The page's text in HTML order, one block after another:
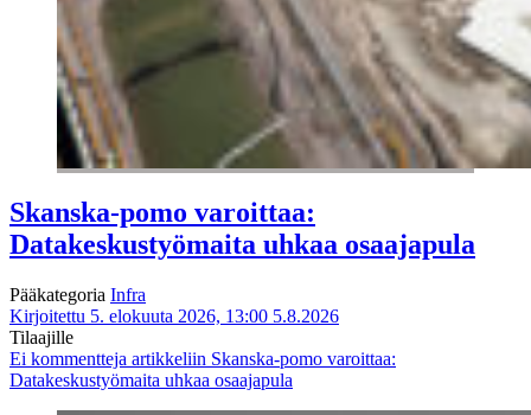
Skanska-pomo varoittaa:
Datakeskustyömaita uhkaa osaajapula
Pääkategoria Infra
Kirjoitettu 5. elokuuta 2026, 13:00 5.8.2026
Tilaajille
Ei kommentteja artikkeliin Skanska-pomo varoittaa:
Datakeskustyömaita uhkaa osaajapula